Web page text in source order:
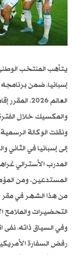
يتأهب المنتخب
إسبانيا، ضمن
العالم
والمكسيك خلال الفترة من 11 حزيران إلى 19
ونقلت الوكالة
إلى إسبانيا في
المدرب الأسترالي
من هذا الشهر في مقر
التحضيرات والملامح
وفي السياق ذاته، نفى
رفض السفارة